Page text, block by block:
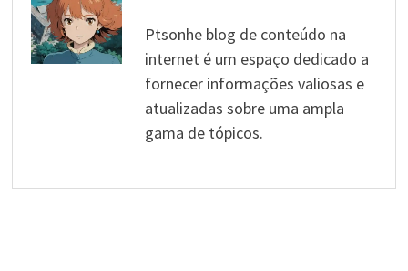
Ptsonhe blog de conteúdo na
internet é um espaço dedicado a
fornecer informações valiosas e
atualizadas sobre uma ampla
gama de tópicos.